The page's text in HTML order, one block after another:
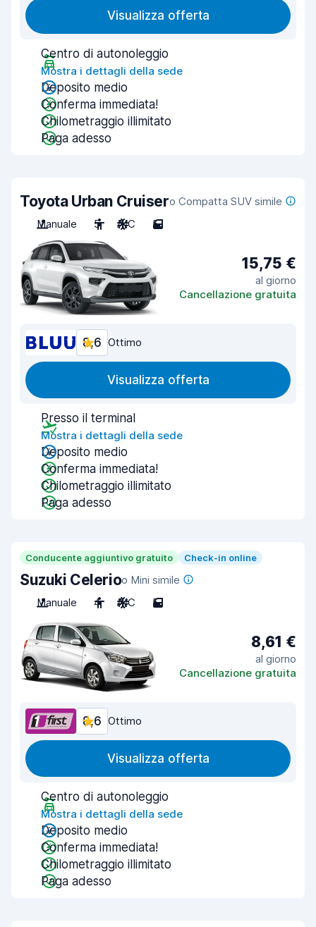
Visualizza offerta
Centro di autonoleggio
Mostra i dettagli della sede
Deposito medio
Conferma immediata!
Chilometraggio illimitato
Paga adesso
Toyota Urban Cruisero Compatta SUV simile
Manuale
5 A/C 5
15,75 €
al giorno
Cancellazione gratuita
8,6 Ottimo
Visualizza offerta
Presso il terminal
Mostra i dettagli della sede
Deposito medio
Conferma immediata!
Chilometraggio illimitato
Paga adesso
Conducente aggiuntivo gratuito Check-in online
Suzuki Celerioo Mini simile
Manuale
4 A/C 5
8,61 €
al giorno
Cancellazione gratuita
8,6 Ottimo
Visualizza offerta
Centro di autonoleggio
Mostra i dettagli della sede
Deposito medio
Conferma immediata!
Chilometraggio illimitato
Paga adesso